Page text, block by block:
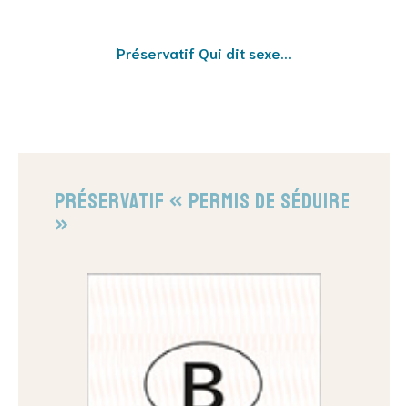
Préservatif Qui dit sexe...
Préservatif « Permis de séduire
»